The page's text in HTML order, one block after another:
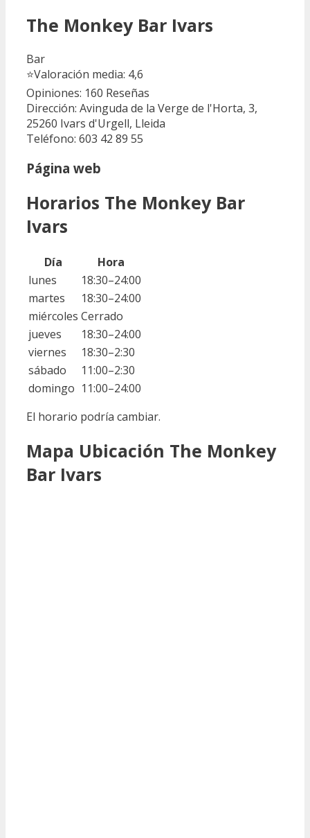
The Monkey Bar Ivars
Bar
⭐Valoración media: 4,6
Opiniones: 160 Reseñas
Dirección: Avinguda de la Verge de l'Horta, 3,
25260 Ivars d'Urgell, Lleida
Teléfono: 603 42 89 55
Página web
Horarios The Monkey Bar
Ivars
Día
Hora
lunes
18:30–24:00
martes
18:30–24:00
miércoles Cerrado
jueves
18:30–24:00
viernes
18:30–2:30
sábado
11:00–2:30
domingo 11:00–24:00
El horario podría cambiar.
Mapa Ubicación The Monkey
Bar Ivars